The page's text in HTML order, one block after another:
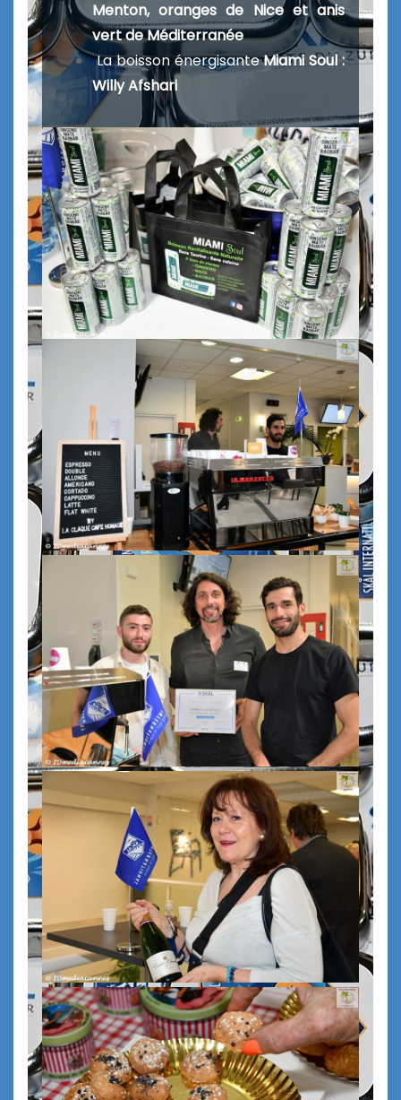
Menton, oranges de Nice et anis
vert de Méditerranée
La boisson énergisanteMiami Soul :
Willy Afshari